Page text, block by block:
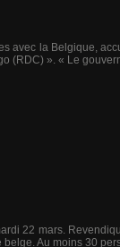
avec la Belgique,
(RDC) ». « Le
22 mars.
Au moins 30